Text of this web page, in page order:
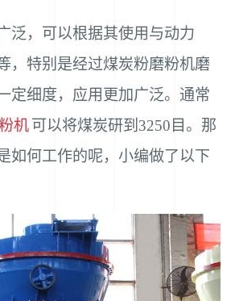
泛，可以根据其使用与动力
，特别是经过煤炭粉磨粉机磨
定细度，应用更加广泛。通常
机 可以将煤炭研到3250目。那
如何工作的呢，小编做了以下